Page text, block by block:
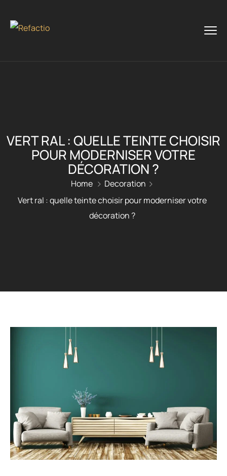
VERT RAL : QUELLE TEINTE CHOISIR
POUR MODERNISER VOTRE
DÉCORATION ?
Home
Decoration
Vert ral : quelle teinte choisir pour moderniser votre
décoration ?